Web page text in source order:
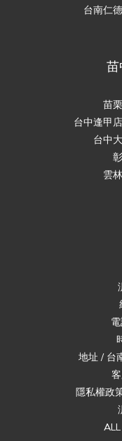
台南仁
苗
台中逢甲
台中
雲
地址 / 台
隱私權政